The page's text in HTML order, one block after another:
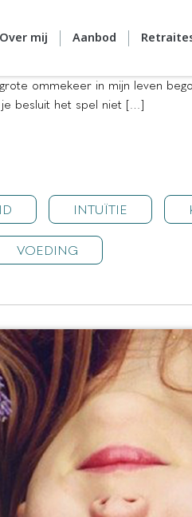
Over mij Aanbod
ommekeer in mijn leven
je besluit het spel niet […]
INTUÏTIE
VOEDING